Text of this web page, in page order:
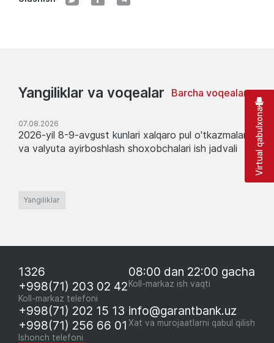
Yangiliklar va voqealar Barcha voqealar
07.08.2026
2026-yil 8-9-avgust kunlari xalqaro pul o'tkazmalari
va valyuta ayirboshlash shoxobchalari ish jadvali
Yangiliklar
1326
+998(71) 203 02 42
Koll-markaz telefoni
08:00 dan 22:00 gacha
Koll-markaz ish vaqti
+998(71) 202 15 13
+998(71) 256 66 01
Ishonch telefoni
info@garantbank.uz
Xat va murojaatlarni qabul qilish
Virtual qabulxona